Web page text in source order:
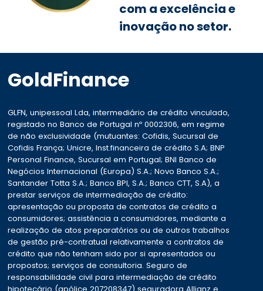
com a excelência e
inovação no setor.
GoldFinance
GLFN, unipessoal Lda, intermediário de crédito vinculado,
registado no Banco de Portugal nº 0002306, em regime
de não exclusividade (mutuantes: Cofidis, Sucursal de
Cofidis França; Unicre, Inst.financeira de crédito S.A; BNP
Personal Finance, Sucursal em Portugal; BNI Banco de
Negócios Internacional (Europa) S.A.; Novo Banco S.A.;
Santander Totta S.A.; Banco BPI, S.A.; Banco CTT, S.A), a
prestar serviços de intermediação de crédito:
apresentação ou proposta de contratos de crédito a
consumidores; assistência a consumidores, mediante a
realização de atos preparatórios ou de outros trabalhos
de gestão pré-contratual relativamente a contratos de
crédito que não tenham sido por si apresentados ou
propostos; serviços de consultoria. Seguro de
responsabilidade civil para intermediação de crédito